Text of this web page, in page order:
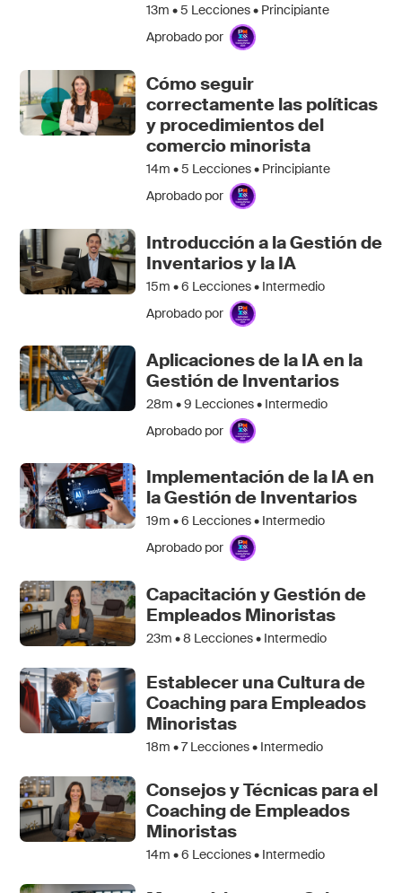
13m •5 Lecciones • Principiante
Aprobado por
Cómo seguir
correctamente las políticas
y procedimientos del
comercio minorista
14m •5 Lecciones • Principiante
Aprobado por
Introducción a la Gestión de
Inventarios y la IA
15m •6 Lecciones • Intermedio
Aprobado por
Aplicaciones de la IA en la
Gestión de Inventarios
28m •9 Lecciones • Intermedio
Aprobado por
Implementación de la IA en
la Gestión de Inventarios
19m •6 Lecciones • Intermedio
Aprobado por
Capacitación y Gestión de
Empleados Minoristas
23m •8 Lecciones • Intermedio
Establecer una Cultura de
Coaching para Empleados
Minoristas
18m •7Lecciones • Intermedio
Consejos y Técnicas para el
Coaching de Empleados
Minoristas
14m •6 Lecciones • Intermedio